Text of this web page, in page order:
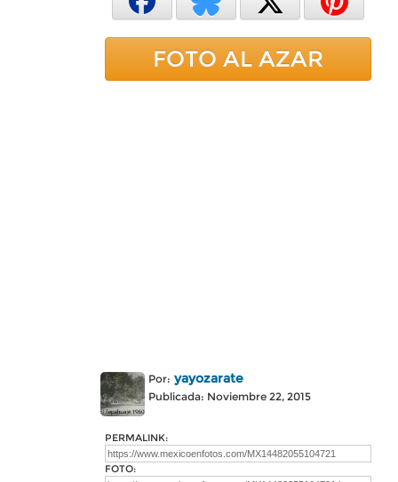
FOTO AL AZAR
Por: yayozarate
Publicada: Noviembre 22, 2015
PERMALINK:
FOTO: